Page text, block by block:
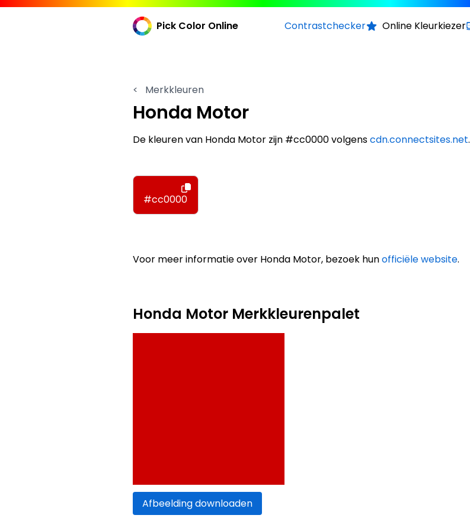
Pick Color Online Contrastchecker Online Kleurkiezer
< Merkkleuren
Honda Motor
De kleuren van Honda Motor zijn #cc0000 volgenscdn.connectsites.net.
#cc0000
Voor meer informatie over Honda Motor, bezoek hunofficiële website.
Honda Motor Merkkleurenpalet
Afbeelding downloaden